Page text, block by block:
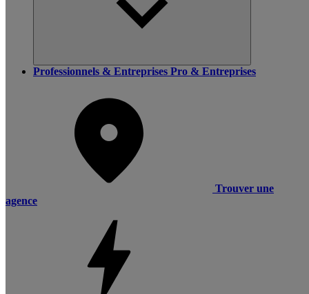
Professionnels & Entreprises Pro & Entreprises
Trouver une
agence